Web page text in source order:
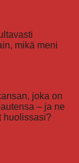
mikä meni
joka on
– ja ne
huolissasi?